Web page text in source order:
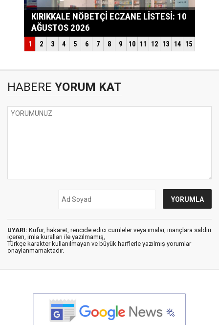
HABERE YORUM KAT
UYARI: Küfür, hakaret, rencide edici cümleler veya imalar, inançlara saldırı
içeren, imla kuralları ile yazılmamış,
Türkçe karakter kullanılmayan ve büyük harflerle yazılmış yorumlar
onaylanmamaktadır.